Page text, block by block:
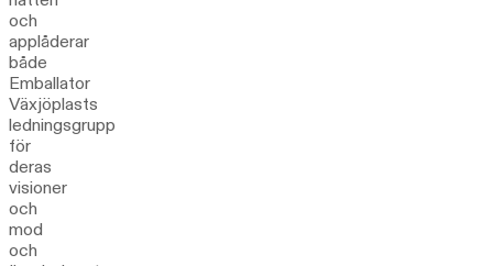
och
applåderar
både
Emballator
Växjöplasts
ledningsgrupp
för
deras
visioner
och
mod
och